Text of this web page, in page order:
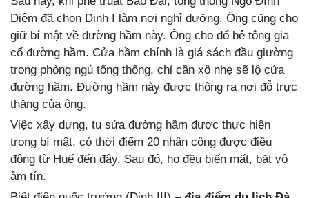
Diệm đã chọn Dinh I làm nơi nghỉ dưỡng. Ông cũng cho
giữ bí mật về đường hầm này. Ông cho đổ bê tông gia
cố đường hầm. Cửa hầm chính là giá sách đầu giường
trong phòng ngủ tổng thống, chỉ cần xô nhẹ sẽ lộ cửa
đường hầm. Đường hầm này được thông ra nơi đỗ trực
thăng của ông.
Việc xây dựng, tu sửa đường hầm được thực hiện
trong bí mật, có thời điểm 20 nhân công được điều
động từ Huế đến đây. Sau đó, họ đều biến mất, bặt vô
âm tín.